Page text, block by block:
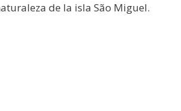
de la isla São Miguel.